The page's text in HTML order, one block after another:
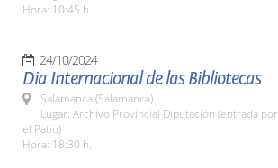
Hora: 10:45 h.
24/10/2024
Dia Internacional de las Bibliotecas
Salamanca (Salamanca)
Lugar: Archivo Provincial Diputación (entrada por
el Patio)
Hora: 18:30 h.